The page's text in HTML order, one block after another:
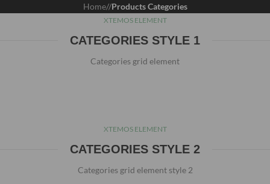
Home/ Products Categories
XTEMOS ELEMENT
CATEGORIES STYLE 1
Categories grid element
XTEMOS ELEMENT
CATEGORIES STYLE 2
Categories grid element style 2